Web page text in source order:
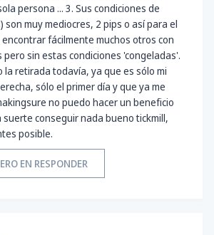
persona ... 3. Sus condiciones de
son muy mediocres, 2 pips o así para el
fácilmente muchos otros con
sin estas condiciones 'congeladas'.
la retirada todavía, ya que es sólo mi
sólo el primer día y que ya me
no puedo hacer un beneficio
suerte conseguir nada bueno tickmill,
posible.
EN RESPONDER